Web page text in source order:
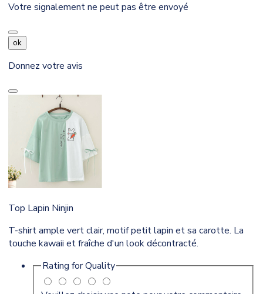
Votre signalement ne peut pas être envoyé
ok
Donnez votre avis
Top Lapin Ninjin
T-shirt ample vert clair, motif petit lapin et sa carotte. La
touche kawaii et fraîche d'un look décontracté.
Rating forQuality